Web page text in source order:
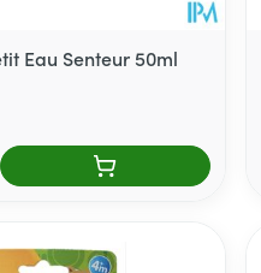
Eau Senteur 50ml